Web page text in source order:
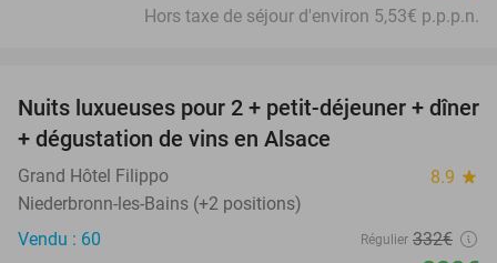
Hors taxe de séjour d'environ 5,53€ p.p.p.n.
28%
Nuits luxueuses pour 2 + petit-déjeuner + dîner
+ dégustation de vins en Alsace
Grand Hôtel Filippo 8.9 star
Niederbronn-les-Bains (+2 positions)
Vendu : 60
Régulier 332€